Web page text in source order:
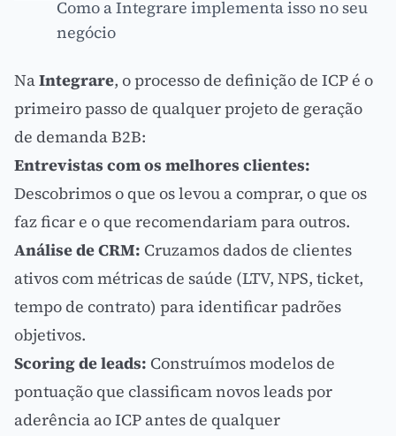
Como a Integrare implementa isso no seu
negócio
NaIntegrare, o processo de definição de ICP é o
primeiro passo de qualquer projeto de geração
de demanda B2B:
Entrevistas com os melhores clientes:
Descobrimos o que os levou a comprar, o que os
faz ficar e o que recomendariam para outros.
Análise de CRM: Cruzamos dados de clientes
ativos com métricas de saúde (LTV, NPS, ticket,
tempo de contrato) para identificar padrões
objetivos.
Scoring de leads: Construímos modelos de
pontuação que classificam novos leads por
aderência ao ICP antes de qualquer